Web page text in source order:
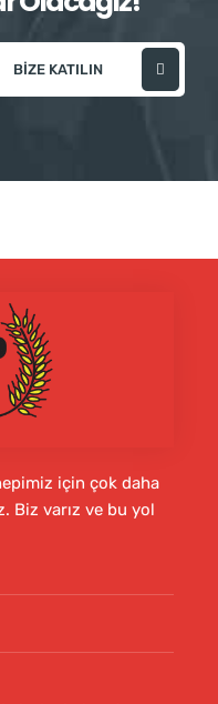
BIZE KATILIN
için çok daha
Biz varız ve bu yol